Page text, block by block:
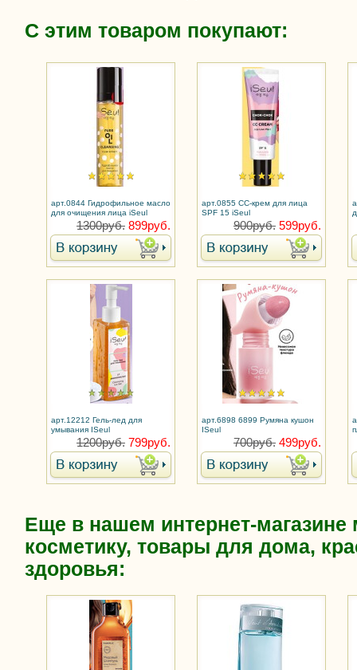
С этим товаром покупают:
арт.0844 Гидрофильное масло
для очищения лица iSeul
1300руб. 899руб.
арт.0855 СС-крем для лица
SPF 15 iSeul
900руб. 599руб.
арт.12212 Гель-лед для
умывания ISeul
1200руб. 799руб.
арт.6898 6899 Румяна кушон
ISeul
700руб. 499руб.
Еще в нашем интернет-магазине
косметику, товары для дома,
здоровья: